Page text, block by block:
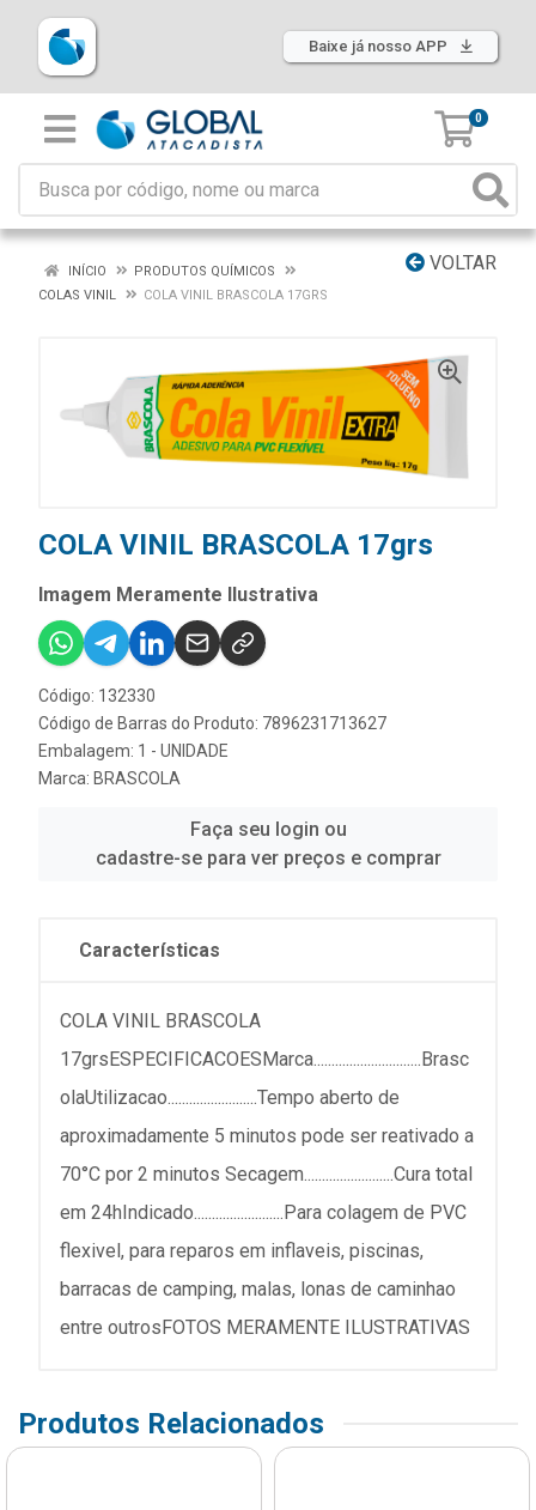
Baixe já nosso APP
0
VOLTAR
INÍCIO
PRODUTOS QUÍMICOS
COLAS VINIL
COLA VINIL BRASCOLA 17GRS
COLA VINIL BRASCOLA 17grs
Imagem Meramente Ilustrativa
Código: 132330
Código de Barras do Produto: 7896231713627
Embalagem: 1 - UNIDADE
Marca: BRASCOLA
Faça seu login ou
cadastre-se para ver preços e comprar
Características
COLA VINIL BRASCOLA
17grsESPECIFICACOESMarca..............................Brasc
olaUtilizacao.........................Tempo aberto de
aproximadamente 5 minutos pode ser reativado a
70°C por 2 minutos Secagem.........................Cura total
em 24hIndicado.........................Para colagem de PVC
flexivel, para reparos em inflaveis, piscinas,
barracas de camping, malas, lonas de caminhao
entre outrosFOTOS MERAMENTE ILUSTRATIVAS
Produtos Relacionados